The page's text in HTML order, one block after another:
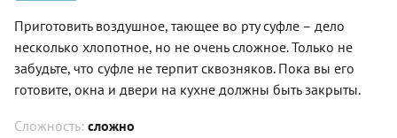
Приготовить воздушное, тающее во рту суфле – дело
несколько хлопотное, но не очень сложное. Только не
забудьте, что суфле не терпит сквозняков. Пока вы его
готовите, окна и двери на кухне должны быть закрыты.
Сложность: сложно